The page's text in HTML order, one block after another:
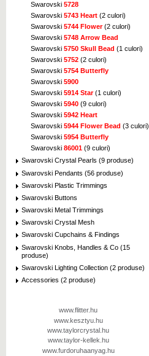
Swarovski 5728
Swarovski 5743 Heart (2 culori)
Swarovski 5744 Flower(2 culori)
Swarovski 5748 Arrow Bead
Swarovski 5750 Skull Bead (1 culori)
Swarovski 5752 (2 culori)
Swarovski 5754 Butterfly
Swarovski 5900
Swarovski 5914 Star(1 culori)
Swarovski 5940 (9 culori)
Swarovski 5942 Heart
Swarovski 5944 Flower Bead (3 culori)
Swarovski 5954 Butterfly
Swarovski 86001 (9 culori)
Swarovski Crystal Pearls (9 produse)
Swarovski Pendants (56 produse)
Swarovski Plastic Trimmings
Swarovski Buttons
Swarovski Metal Trimmings
Swarovski Crystal Mesh
Swarovski Cupchains & Findings
Swarovski Knobs, Handles & Co (15
produse)
Swarovski Lighting Collection (2 produse)
Accessories (2 produse)
www.flitter.hu
www.kesztyu.hu
www.taylorcrystal.hu
www.taylor-kellek.hu
www.furdoruhaanyag.hu